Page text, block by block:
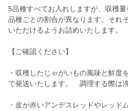
5品種すべてお入れしますが、収穫量
品種ごとの割合が異なります。それ
いただけるようお詰めいたします。
【ご確認ください】
・収穫したじゃがいもの風味と鮮度
で発送いたします。 調理する際は
・皮が赤いアンデスレッドやレッド